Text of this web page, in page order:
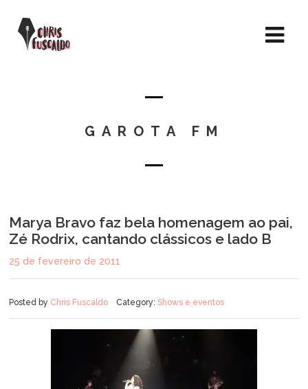
GAROTA FM
Marya Bravo faz bela homenagem ao pai,
Zé Rodrix, cantando clássicos e lado B
25 de fevereiro de 2011
Posted by Chris Fuscaldo Category: Shows e eventos